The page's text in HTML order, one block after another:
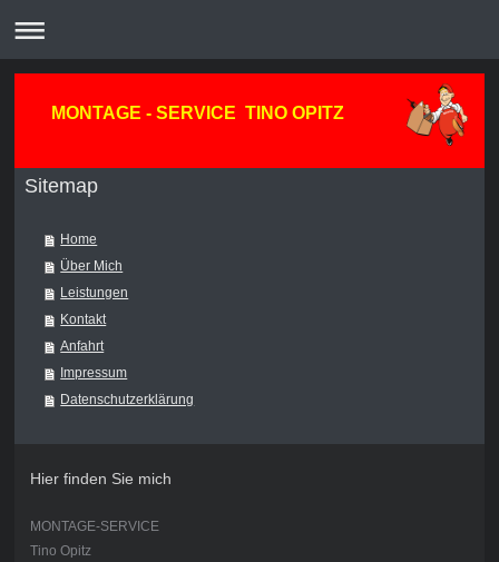
MONTAGE - SERVICE TINO OPITZ
Sitemap
Home
Über Mich
Leistungen
Kontakt
Anfahrt
Impressum
Datenschutzerklärung
Hier finden Sie mich
MONTAGE-SERVICE
Tino Opitz